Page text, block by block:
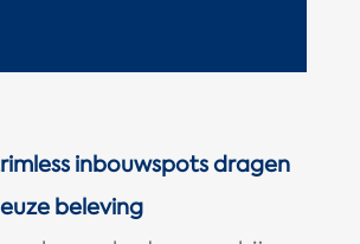
inbouwspots dragen
beleving